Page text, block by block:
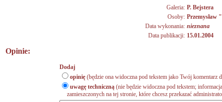
Galeria: P. Bejstera
Osoby: Przemysław
Data wykonania: nieznana
Data publikacji: 15.01.2004
Opinie:
Dodaj
opinię (będzie ona widoczna pod tekstem jako Twój komentarz
uwagę techniczną (nie będzie widoczna pod tekstem;
zamieszczonych na tej stronie, które chcesz przekazać